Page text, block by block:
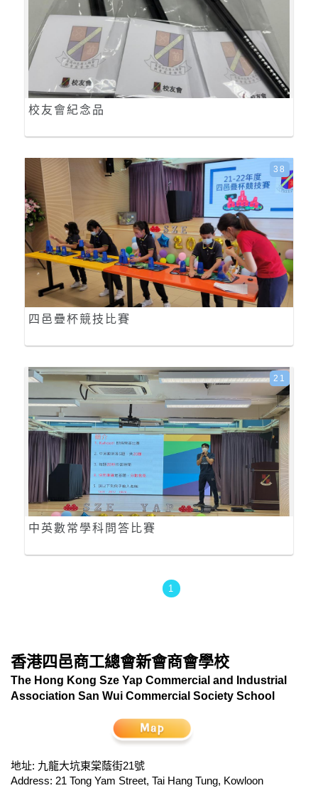
校友會紀念品
四邑疊杯競技比賽
38
中英數常學科問答比賽
21
1
香港四邑商工總會新會商會學校
The Hong Kong Sze Yap Commercial and Industrial
Association San Wui Commercial Society School
地址: 九龍大坑東棠蔭街21號
Address: 21 Tong Yam Street, Tai Hang Tung, Kowloon